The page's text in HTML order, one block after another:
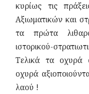
κυρίως τις
Αξιωματικών και
τα πρώτα
ιστορικού-
Τελικά τα οχυρά
οχυρά
λαού !